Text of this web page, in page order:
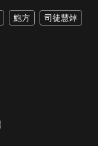
鮑方 司徒慧焯